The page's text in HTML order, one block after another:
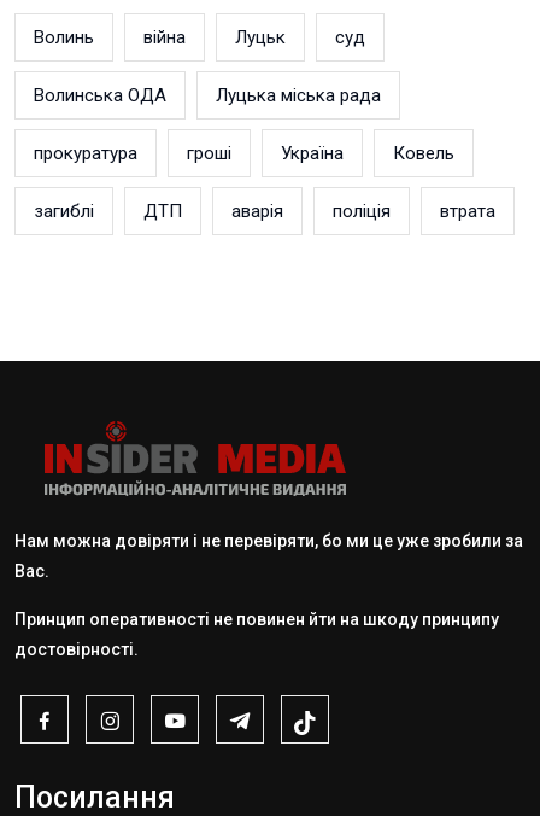
Волинь війна Луцьк суд
Волинська ОДА Луцька міська рада
прокуратура гроші Україна Ковель
загиблі ДТП аварія поліція втрата
Нам можна довіряти і не перевіряти, бо ми це уже зробили за
Вас.
Принцип оперативності не повинен йти на шкоду принципу
достовірності.
Посилання